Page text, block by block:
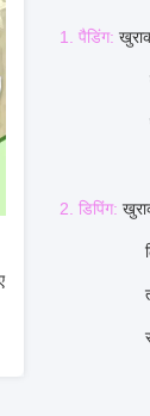
1. पैडिंग:
2. डिपिंग:
लिकर
समय: